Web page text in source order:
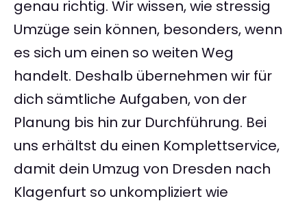
genau richtig. Wir wissen, wie stressig
Umzüge sein können, besonders, wenn
es sich um einen so weiten Weg
handelt. Deshalb übernehmen wir für
dich sämtliche Aufgaben, von der
Planung bis hin zur Durchführung. Bei
uns erhältst du einen Komplettservice,
damit dein Umzug von Dresden nach
Klagenfurt so unkompliziert wie